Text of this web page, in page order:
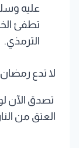
عليه
تطفئ
الترمذي.
لا تدع
تصدق الآن
العتق من